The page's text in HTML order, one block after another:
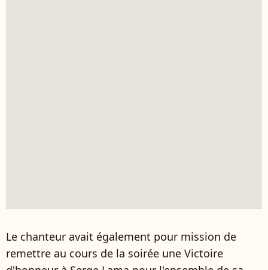
Le chanteur avait également pour mission de
remettre au cours de la soirée une Victoire